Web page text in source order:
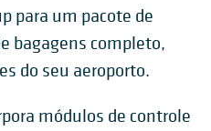
para um pacote de
bagagens completo,
do seu aeroporto.
módulos de controle